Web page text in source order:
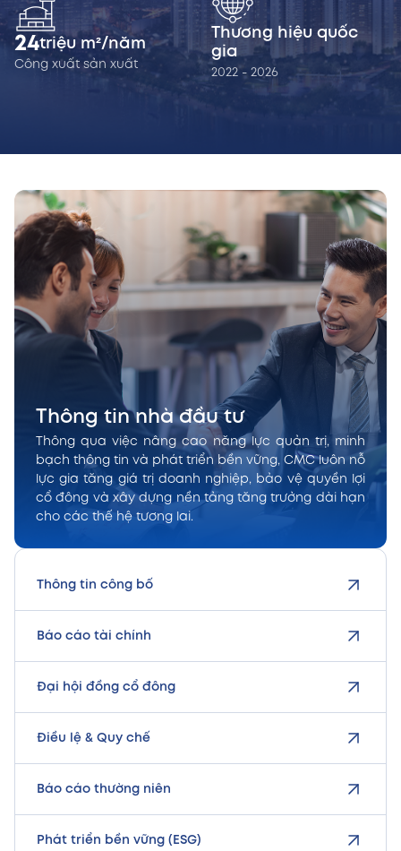
24triệu m²/năm
Công xuất sản xuất
Thương hiệu quốc
gia
2022 - 2026
Thông tin nhà đầu tư
Thông qua việc nâng cao năng lực quản trị, minh
bạch thông tin và phát triển bền vững, CMC luôn nỗ
lực gia tăng giá trị doanh nghiệp, bảo vệ quyền lợi
cổ đông và xây dựng nền tảng tăng trưởng dài hạn
cho các thế hệ tương lai.
Thông tin công bố
Báo cáo tài chính
Đại hội đồng cổ đông
Điều lệ & Quy chế
Báo cáo thường niên
Phát triển bền vững (ESG)